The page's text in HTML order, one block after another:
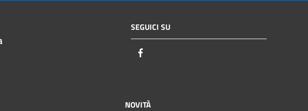
SEGUICI SU
NOVITÀ